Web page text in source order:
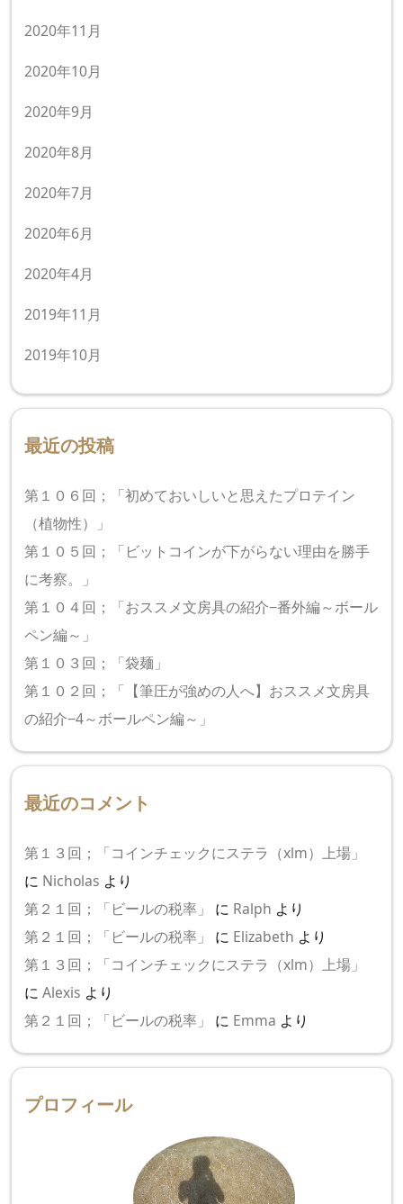
2020年11月
2020年10月
2020年9月
2020年8月
2020年7月
2020年6月
2020年4月
2019年11月
2019年10月
最近の投稿
第１０６回；「初めておいしいと思えたプロテイン
（植物性）」
第１０５回；「ビットコインが下がらない理由を勝手
に考察。」
第１０４回；「おススメ文房具の紹介−番外編～ボール
ペン編～」
第１０３回；「袋麺」
第１０２回；「【筆圧が強めの人へ】おススメ文房具
の紹介−4～ボールペン編～」
最近のコメント
第１３回；「コインチェックにステラ（xlm）上場」
に Nicholas より
第２１回；「ビールの税率」
に Ralph より
第２１回；「ビールの税率」
に Elizabeth より
第１３回；「コインチェックにステラ（xlm）上場」
にAlexis より
第２１回；「ビールの税率」
に Emma より
プロフィール